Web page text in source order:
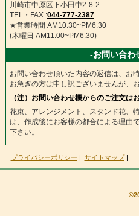
川崎市中原区下小田中2-8-2
TEL・FAX :044-777-2387
★営業時間 AM10:30~PM6:30
(木曜日 AM11:00~PM6:30)
-お問い合わ
お問い合わせ頂いた内容の返信は、お
お急ぎの方は申し訳ございませんが、
（注）お問い合わせ欄からのご注文は
花束、アレンジメント、スタンド花、
は、作成後にお客様の都合による理由
下さい。
プライバシーポリシー | サイトマップ|